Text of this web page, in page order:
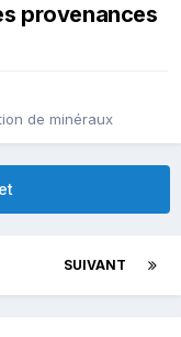
provenances
de minéraux
SUIVANT